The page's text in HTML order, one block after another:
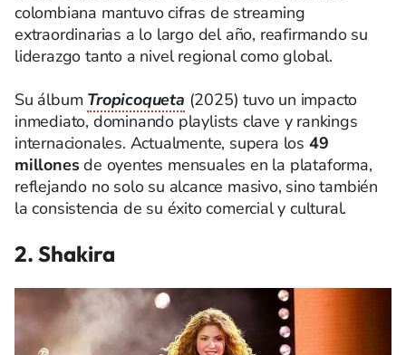
colombiana mantuvo cifras de streaming
extraordinarias a lo largo del año, reafirmando su
liderazgo tanto a nivel regional como global.
Su álbum Tropicoqueta (2025) tuvo un impacto
inmediato, dominando playlists clave y rankings
internacionales. Actualmente, supera los 49
millonesde oyentes mensuales en la plataforma,
reflejando no solo su alcance masivo, sino también
la consistencia de su éxito comercial y cultural.
2. Shakira